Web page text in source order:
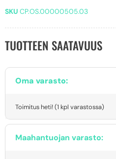
SKU CP.OS.00000505.03
TUOTTEEN SAATAVUUS
Oma varasto:
Toimitus heti! (1 kpl varastossa)
Maahantuojan varasto: